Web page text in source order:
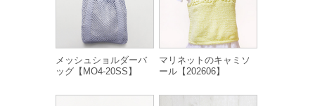
メッシュショルダーバ
ッグ【MO4-20SS】
マリネットのキャミソ
ール【202606】